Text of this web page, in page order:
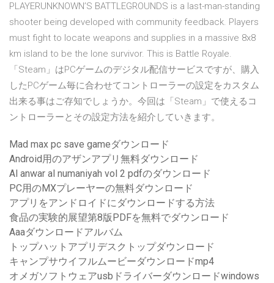
PLAYERUNKNOWN’S BATTLEGROUNDS is a last-man-standing
shooter being developed with community feedback. Players
must fight to locate weapons and supplies in a massive 8x8
km island to be the lone survivor. This is Battle Royale.
「Steam」はPCゲームのデジタル配信サービスですが、購入
したPCゲーム毎に合わせてコントローラーの設定をカスタム
出来る事はご存知でしょうか。今回は「Steam」で使えるコ
ントローラーとその設定方法を紹介していきます。
Mad max pc save gameダウンロード
Android用のアザンアプリ無料ダウンロード
Al anwar al numaniyah vol 2 pdfのダウンロード
PC用のMXプレーヤーの無料ダウンロード
アプリをアンドロイドにダウンロードする方法
食品の実験的展望第8版PDFを無料でダウンロード
Aaaダウンロードアルバム
トップハットアプリデスクトップダウンロード
キャンプサウイフルムービーダウンロードmp4
オメガソフトウェアusbドライバーダウンロードwindows